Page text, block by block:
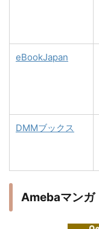
eBookJapan
DMMブックス
Amebaマンガ